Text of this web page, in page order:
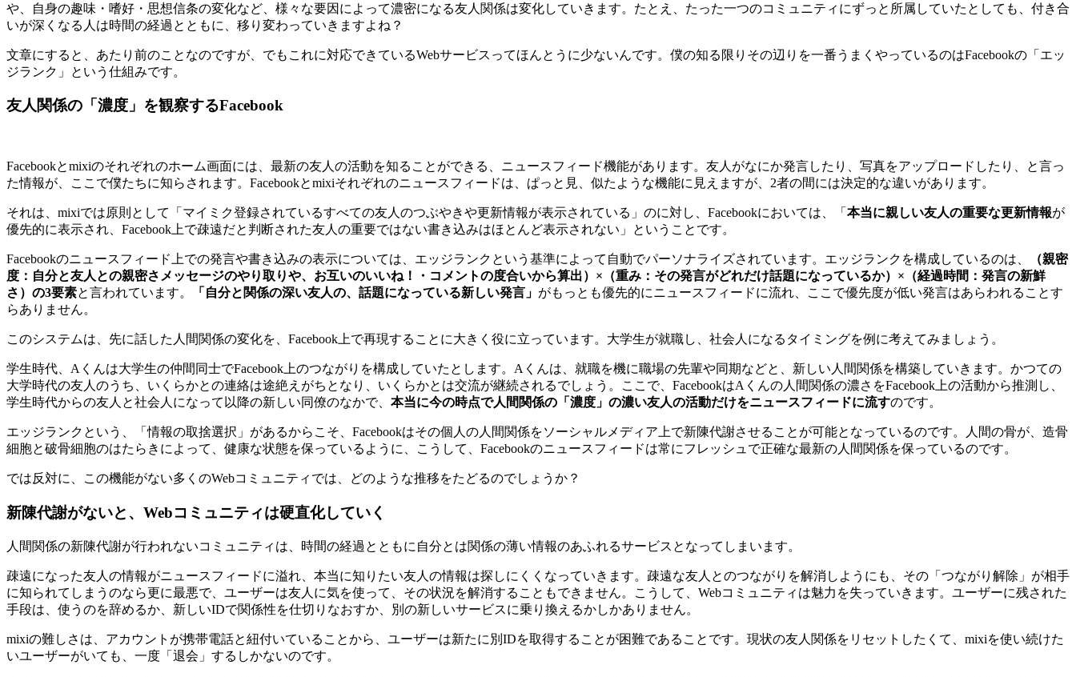
や、自身の趣味・嗜好・思想信条の変化など、様々な要因によって濃密になる友人関係は変化していきます。たとえ、たった一つのコミュニティにずっと所属していたとしても、付き合
いが深くなる人は時間の経過とともに、移り変わっていきますよね？
文章にすると、あたり前のことなのですが、でもこれに対応できているWebサービスってほんとうに少ないんです。僕の知る限りその辺りを一番うまくやっているのはFacebookの「エッ
ジランク」という仕組みです。
友人関係の「濃度」を観察するFacebook
Facebookとmixiのそれぞれのホーム画面には、最新の友人の活動を知ることができる、ニュースフィード機能があります。友人がなにか発言したり、写真をアップロードしたり、と言っ
た情報が、ここで僕たちに知らされます。Facebookとmixiそれぞれのニュースフィードは、ぱっと見、似たような機能に見えますが、2者の間には決定的な違いがあります。
それは、mixiでは原則として「マイミク登録されているすべての友人のつぶやきや更新情報が表示されている」のに対し、Facebookにおいては、「 本当に親しい友人の重要な更新情報が
優先的に表示され、Facebook上で疎遠だと判断された友人の重要ではない書き込みはほとんど表示されない」ということです。
Facebookのニュースフィード上での発言や書き込みの表示については、エッジランクという基準によって自動でパーソナライズされています。エッジランクを構成しているのは、
（親密
度：自分と友人との親密さメッセージのやり取りや、お互いのいいね！・コメントの度合いから算出）×（重み：その発言がどれだけ話題になっているか）×（経過時間：発言の新鮮
さ）の3要素と言われています。 「自分と関係の深い友人の、話題になっている新しい発言」 がもっとも優先的にニュースフィードに流れ、ここで優先度が低い発言はあらわれることす
らありません。
このシステムは、先に話した人間関係の変化を、Facebook上で再現することに大きく役に立っています。大学生が就職し、社会人になるタイミングを例に考えてみましょう。
学生時代、Aくんは大学生の仲間同士でFacebook上のつながりを構成していたとします。Aくんは、就職を機に職場の先輩や同期などと、新しい人間関係を構築していきます。かつての
大学時代の友人のうち、いくらかとの連絡は途絶えがちとなり、いくらかとは交流が継続されるでしょう。ここで、FacebookはAくんの人間関係の濃さをFacebook上の活動から推測し、
学生時代からの友人と社会人になって以降の新しい同僚のなかで、 本当に今の時点で人間関係の「濃度」の濃い友人の活動だけをニュースフィードに流すのです。
エッジランクという、「情報の取捨選択」があるからこそ、Facebookはその個人の人間関係をソーシャルメディア上で新陳代謝させることが可能となっているのです。人間の骨が、造骨
細胞と破骨細胞のはたらきによって、健康な状態を保っているように、こうして、Facebookのニュースフィードは常にフレッシュで正確な最新の人間関係を保っているのです。
では反対に、この機能がない多くのWebコミュニティでは、どのような推移をたどるのでしょうか？
新陳代謝がないと、Webコミュニティは硬直化していく
人間関係の新陳代謝が行われないコミュニティは、時間の経過とともに自分とは関係の薄い情報のあふれるサービスとなってしまいます。
疎遠になった友人の情報がニュースフィードに溢れ、本当に知りたい友人の情報は探しにくくなっていきます。疎遠な友人とのつながりを解消しようにも、その「つながり解除」が相手
に知られてしまうのなら更に最悪で、ユーザーは友人に気を使って、その状況を解消することもできません。こうして、Webコミュニティは魅力を失っていきます。ユーザーに残された
手段は、使うのを辞めるか、新しいIDで関係性を仕切りなおすか、別の新しいサービスに乗り換えるかしかありません。
mixiの難しさは、アカウントが携帯電話と紐付いていることから、ユーザーは新たに別IDを取得することが困難であることです。現状の友人関係をリセットしたくて、mixiを使い続けた
いユーザーがいても、一度「退会」するしかないのです。